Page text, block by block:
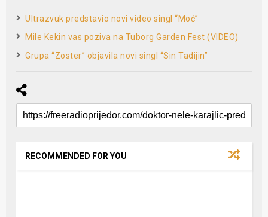
Ultrazvuk predstavio novi video singl “Moć”
Mile Kekin vas poziva na Tuborg Garden Fest (VIDEO)
Grupa “Zoster” objavila novi singl “Sin Tadijin”
RECOMMENDED FOR YOU